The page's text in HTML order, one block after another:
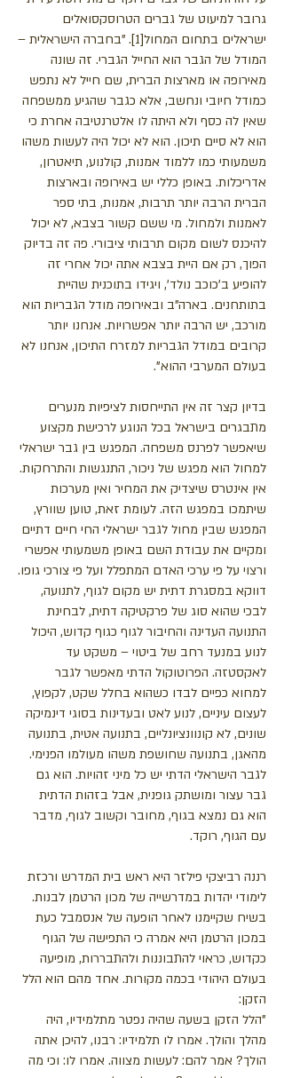
גרובר למיעוט של גברים הטרוסקסואלים
ישראלים בתחום המחול[1]. "בחברה הישראלית –
המודל של הגבר הוא החייל הגברי. זה שונה
מאירופה או מארצות הברית, שם חייל לא נתפש
כמודל חיובי ונחשב, אלא כגבר שהגיע ממשפחה
שאין לה כסף ולא היתה לו אלטרנטיבה אחרת כי
הוא לא סיים תיכון. הוא לא יכול היה לעשות משהו
משמעותי כמו ללמוד אמנות, קולנוע, תיאטרון,
אדריכלות. באופן כללי יש באירופה ובארצות
הברית הרבה יותר תרבות, אמנות, בתי ספר
לאמנות ולמחול. מי ששם קשור בצבא, לא יכול
להיכנס לשום מקום תרבותי ציבורי. פה זה בדיוק
הפוך, רק אם היית בצבא אתה יכול אחרי זה
להופיע ב'כוכב נולד', ויגידו בתוכנית שהיית
בתותחנים. בארה"ב ובאירופה מודל הגבריות הוא
מורכב, יש הרבה יותר אפשרויות. אנחנו יותר
קרובים במודל הגבריות למזרח התיכון, אנחנו לא
בעולם המערבי ההוא".
בדיון קצר זה אין התייחסות לציפיות מנערים
מתבגרים בישראל בכל הנוגע לרכישת מקצוע
שיאפשר לפרנס משפחה. המפגש בין גבר ישראלי
למחול הוא מפגש של ניכור, התנגשות והתרחקות.
אין אינטרס שיצדיק את המחיר ואין מערכות
שיתמכו במפגש הזה. לעומת זאת, טוען שוורץ,
המפגש שבין מחול לגבר ישראלי החי חיים דתיים
ומקיים את עבודת השם באופן משמעותי אפשרי
ורצוי על פי ערכי האדם המתפלל ועל פי צורכי גופו.
דווקא במסגרת דתית יש מקום לגוף, לתנועה,
לבכי שהוא סוג של פרקטיקה דתית, לבחינת
התנועה העדינה והחיבור לגוף כגוף קדוש, היכול
לנוע במנעד רחב של ביטוי – משקט עד
לאקסטזה. הפרוטוקול הדתי מאפשר לגבר
למחוא כפיים לבדו כשהוא בחלל שקט, לקפוץ,
לעצום עיניים, לנוע לאט ובעדינות בסוגי דינמיקה
שונים, לא קונוונציונליים, בתנועה אטית, בתנועה
מהאגן, בתנועה שחושפת משהו מעולמו הפנימי.
לגבר הישראלי הדתי יש כל מיני זהויות. הוא גם
גבר עצור ומושתק גופנית, אבל בזהות הדתית
הוא גם נמצא בגוף, מחובר וקשוב לגוף, מדבר
עם הגוף, רוקד.
רננה רביצקי פילזר היא ראש בית המדרש ורכזת
לימודי יהדות במדרשייה של מכון הרטמן לבנות.
בשיח שקיימנו לאחר הופעה של אנסמבל כעת
במכון הרטמן היא אמרה כי התפישה של הגוף
כקדוש, כראוי להתבוננות ולהתבררות, מופיעה
בעולם היהודי בכמה מקורות. אחד מהם הוא הלל
הזקן:
"הלל הזקן בשעה שהיה נפטר מתלמידיו, היה
מהלך והולך. אמרו לו תלמידיו: רבנו, להיכן אתה
הולך? אמר להם: לעשות מצווה. אמרו לו: וכי מה